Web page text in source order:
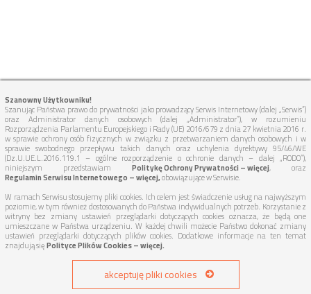
Szanowny Użytkowniku!
Szanując Państwa prawo do prywatności jako prowadzący Serwis Internetowy (dalej „Serwis”)
oraz Administrator danych osobowych (dalej „Administrator”), w rozumieniu
Rozporządzenia Parlamentu Europejskiego i Rady (UE) 2016/679 z dnia 27 kwietnia 2016 r.
w sprawie ochrony osób fizycznych w związku z przetwarzaniem danych osobowych i w
sprawie swobodnego przepływu takich danych oraz uchylenia dyrektywy 95/46/WE
(Dz.U.UE.L.2016.119.1 – ogólne rozporządzenie o ochronie danych – dalej „RODO”),
niniejszym przedstawiam Politykę Ochrony Prywatności – więcej, oraz
Regulamin Serwisu Internetowego – więcej,obowiązujące w Serwisie.
W ramach Serwisu stosujemy pliki cookies. Ich celem jest świadczenie usług na najwyższym
poziomie, w tym również dostosowanych do Państwa indywidualnych potrzeb. Korzystanie z
witryny bez zmiany ustawień przeglądarki dotyczących cookies oznacza, że będą one
umieszczane w Państwa urządzeniu. W każdej chwili możecie Państwo dokonać zmiany
ustawień przeglądarki dotyczących plików cookies. Dodatkowe informacje na ten temat
znajdują sięPolityce Plików Cookies – więcej.
akceptuję pliki cookies